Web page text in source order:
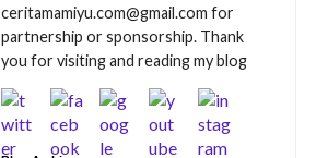
ceritamamiyu.com@gmail.com for
partnership or sponsorship. Thank
you for visiting and reading my blog